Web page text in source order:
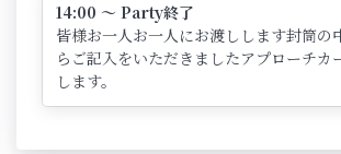
14:00 ～ Party終了
皆様お一人お一人にお渡しします封筒の
らご記入をいただきましたアプローチカ
します。